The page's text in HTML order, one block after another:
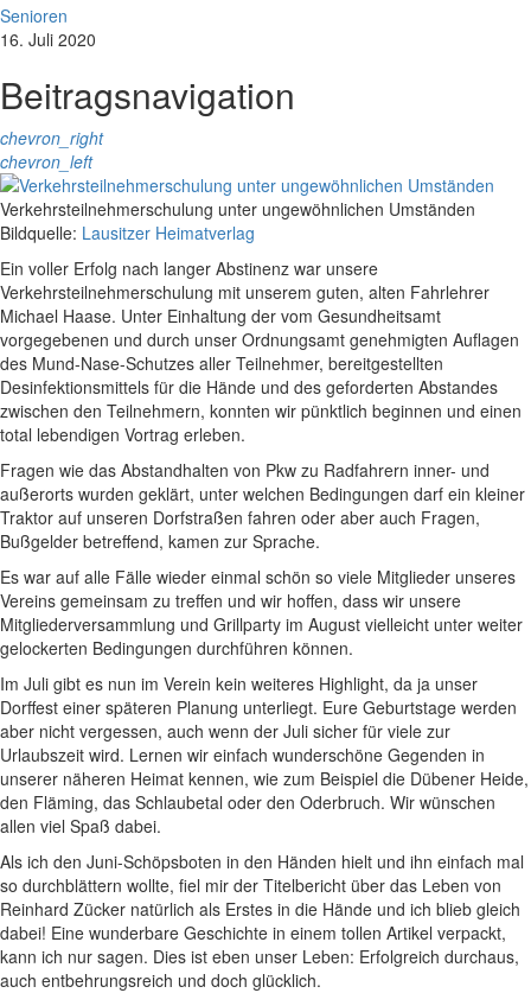
Senioren
16. Juli 2020
Beitragsnavigation
chevron_right
chevron_left
Verkehrsteilnehmerschulung unter ungewöhnlichen Umständen
Bildquelle: Lausitzer Heimatverlag
Ein voller Erfolg nach langer Abstinenz war unsere
Verkehrsteilnehmerschulung mit unserem guten, alten Fahrlehrer
Michael Haase. Unter Einhaltung der vom Gesundheitsamt
vorgegebenen und durch unser Ordnungsamt genehmigten Auflagen
des Mund-Nase-Schutzes aller Teilnehmer, bereitgestellten
Desinfektionsmittels für die Hände und des geforderten Abstandes
zwischen den Teilnehmern, konnten wir pünktlich beginnen und einen
total lebendigen Vortrag erleben.
Fragen wie das Abstandhalten von Pkw zu Radfahrern inner- und
außerorts wurden geklärt, unter welchen Bedingungen darf ein kleiner
Traktor auf unseren Dorfstraßen fahren oder aber auch Fragen,
Bußgelder betreffend, kamen zur Sprache.
Es war auf alle Fälle wieder einmal schön so viele Mitglieder unseres
Vereins gemeinsam zu treffen und wir hoffen, dass wir unsere
Mitgliederversammlung und Grillparty im August vielleicht unter weiter
gelockerten Bedingungen durchführen können.
Im Juli gibt es nun im Verein kein weiteres Highlight, da ja unser
Dorffest einer späteren Planung unterliegt. Eure Geburtstage werden
aber nicht vergessen, auch wenn der Juli sicher für viele zur
Urlaubszeit wird. Lernen wir einfach wunderschöne Gegenden in
unserer näheren Heimat kennen, wie zum Beispiel die Dübener Heide,
den Fläming, das Schlaubetal oder den Oderbruch. Wir wünschen
allen viel Spaß dabei.
Als ich den Juni-Schöpsboten in den Händen hielt und ihn einfach mal
so durchblättern wollte, fiel mir der Titelbericht über das Leben von
Reinhard Zücker natürlich als Erstes in die Hände und ich blieb gleich
dabei! Eine wunderbare Geschichte in einem tollen Artikel verpackt,
kann ich nur sagen. Dies ist eben unser Leben: Erfolgreich durchaus,
auch entbehrungsreich und doch glücklich.